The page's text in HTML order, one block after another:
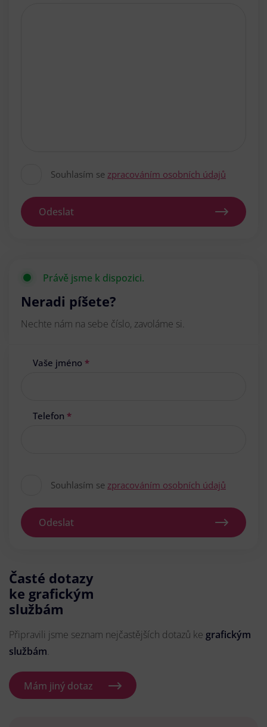
Souhlasím se zpracováním osobních údajů
Odeslat
Právě jsme k dispozici.
Neradi píšete?
Nechte nám na sebe číslo, zavoláme si.
Vaše jméno *
Telefon *
Souhlasím se zpracováním osobních údajů
Odeslat
Časté dotazy
ke grafickým
službám
Připravili jsme seznam nejčastějších dotazů ke grafickým
službám.
Mám jiný dotaz